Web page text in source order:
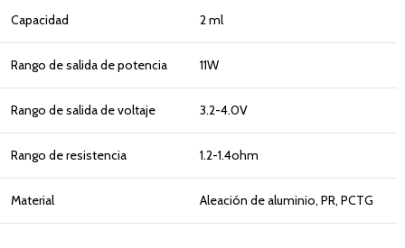
Capacidad 2 ml
Rango de salida de potencia 11W
Rango de salida de voltaje 3.2-4.0V
Rango de resistencia 1.2-1.4ohm
Material Aleación de aluminio, PR, PCTG